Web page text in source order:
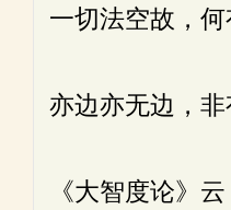
一切法空故，何
亦边亦无边，非
《大智度论》云